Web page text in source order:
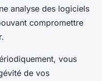
analyse des logiciels
compromettre
vous
de vos